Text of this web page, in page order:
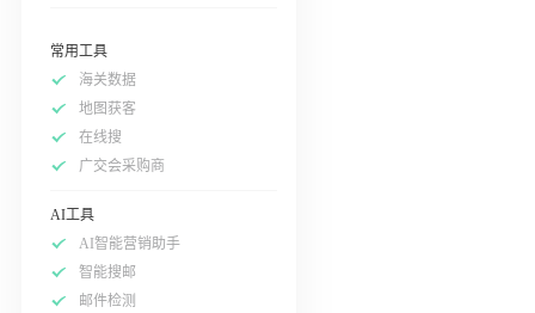
常用工具
海关数据
地图获客
在线搜
广交会采购商
AI工具
AI智能营销助手
智能搜邮
邮件检测